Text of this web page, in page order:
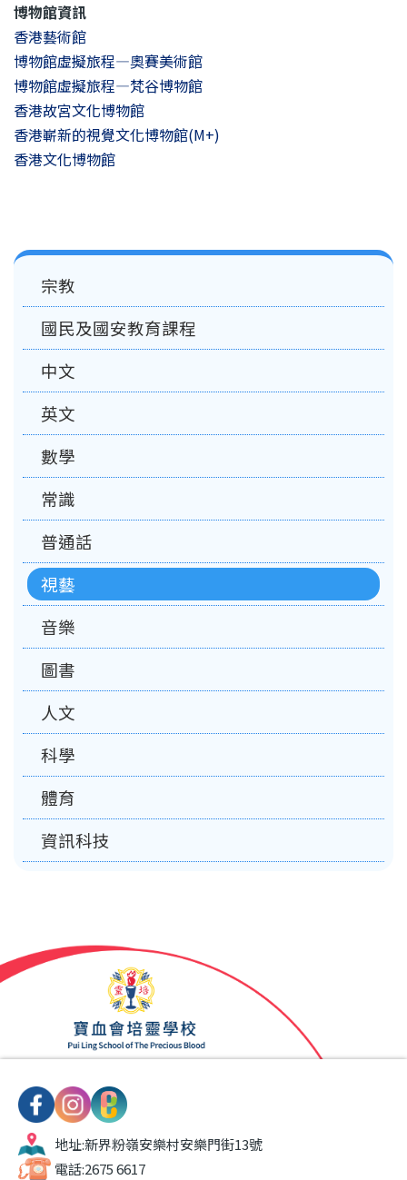
博物館資訊
香港藝術館
博物館虛擬旅程—奧賽美術館
博物館虛擬旅程—梵谷博物館
香港故宮文化博物館
香港嶄新的視覺文化博物館(M+)
香港文化博物館
Main
navigation
宗教
國民及國安教育課程
中文
英文
數學
常識
普通話
視藝
音樂
圖書
人文
科學
體育
資訊科技
地址:新界粉嶺安樂村安樂門街13號
電話:2675 6617